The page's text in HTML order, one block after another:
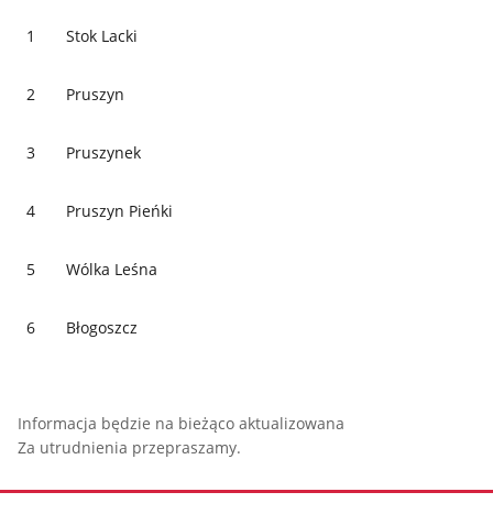
1 Stok Lacki
2 Pruszyn
3 Pruszynek
4 Pruszyn Pieńki
5 Wólka Leśna
6 Błogoszcz
Informacja będzie na bieżąco aktualizowana
Za utrudnienia przepraszamy.